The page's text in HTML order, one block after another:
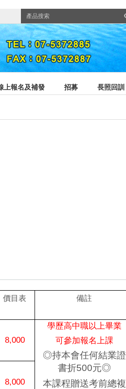
上報名及補發 招募 長照回訓
價目表 備註
8,000
學歷高中職以上畢業
可參加報名上課
◎持本會任何結業證
書折500元◎
本課程贈送考前總複
8,000